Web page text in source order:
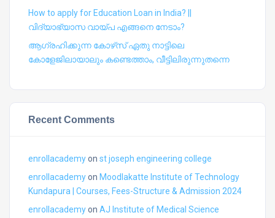
How to apply for Education Loan in India? ||
വിദ്യാഭ്യാസ വായ്പ എങ്ങനെ നേടാം?
ആഗ്രഹിക്കുന്ന കോഴ്‍സ് ഏതു നാട്ടിലെ
കോളേജിലായാലും കണ്ടെത്താം, വീട്ടിലിരുന്നുതന്നെ
Recent Comments
enrollacademyon st joseph engineering college
enrollacademyon Moodlakatte Institute of Technology
Kundapura | Courses, Fees-Structure & Admission 2024
enrollacademyon AJ Institute of Medical Science